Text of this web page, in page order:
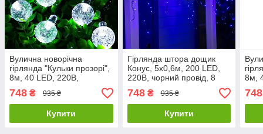
Вулична новорічна
гірлянда "Кульки прозорі",
8м, 40 LED, 220В,
статичний режим, IP44
748 ₴ 935 ₴
Купити
Гірлянда штора дощик
Конус, 5x0,6м, 200 LED,
220В, чорний провід, 8
режимів Синій
748₴ 935 ₴
Купити
8м,
748